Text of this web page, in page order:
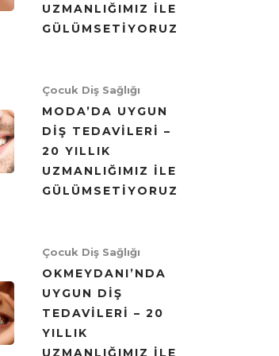
UZMANLIĞIMIZ ILE
GÜLÜMSETIYORUZ
Çocuk Diş Sağlığı
MODA’DA UYGUN
DIŞ TEDAVILERI –
20 YILLIK
UZMANLIĞIMIZ ILE
GÜLÜMSETIYORUZ
Çocuk Diş Sağlığı
OKMEYDANI’NDA
UYGUN DIŞ
TEDAVILERI – 20
YILLIK
UZMANLIĞIMIZ ILE